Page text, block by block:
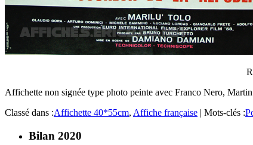
Affichette non signée type photo peinte avec Franco Nero,
Classé dans :Affichette 40*55cm, Affiche française | Mots-clés :
Bilan 2020